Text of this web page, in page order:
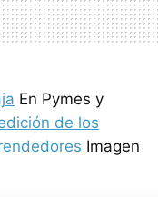
En Pymes y
de los
Imagen